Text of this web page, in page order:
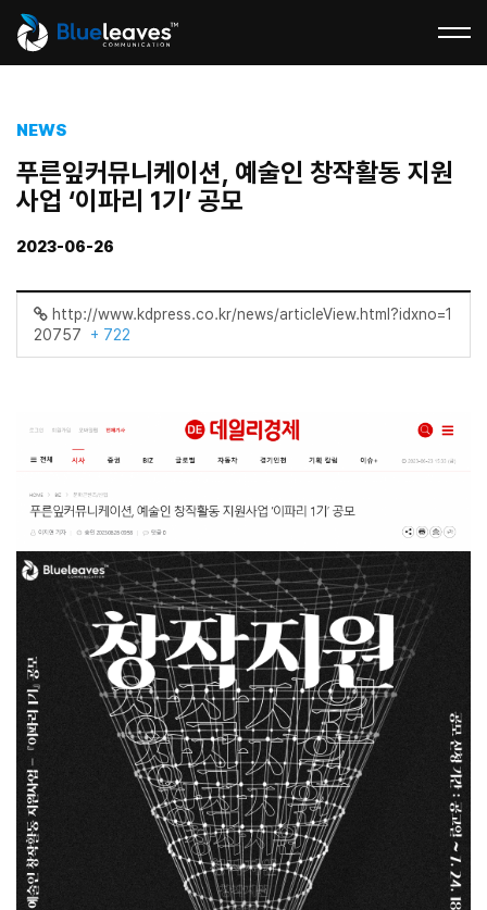
NEWS
푸른잎커뮤니케이션, 예술인 창작활동 지원
사업 ‘이파리 1기’ 공모
2023-06-26
http://www.kdpress.co.kr/news/articleView.html?idxno=1
20757 + 722